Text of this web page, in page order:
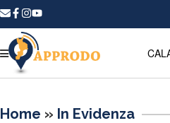
Home » In Evidenza